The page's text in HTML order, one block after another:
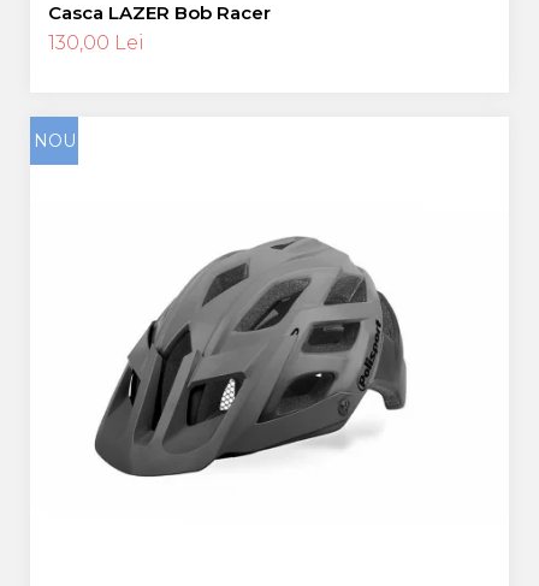
Casca LAZER Bob Racer
130,00 Lei
NOU